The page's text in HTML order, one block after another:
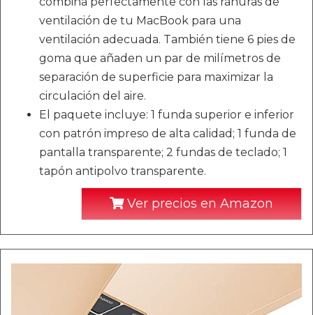
ventilación de tu MacBook para una
ventilación adecuada. También tiene 6 pies de
goma que añaden un par de milímetros de
separación de superficie para maximizar la
circulación del aire.
El paquete incluye: 1 funda superior e inferior
con patrón impreso de alta calidad; 1 funda de
pantalla transparente; 2 fundas de teclado; 1
tapón antipolvo transparente.
Ver precios en Amazon